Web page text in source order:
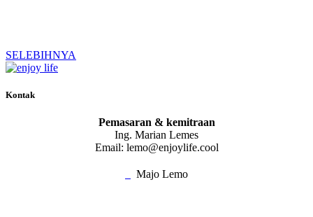
SELEBIHNYA
Kontak
Pemasaran & kemitraan
Ing. Marian Lemes
Email: lemo@enjoylife.cool
Majo Lemo